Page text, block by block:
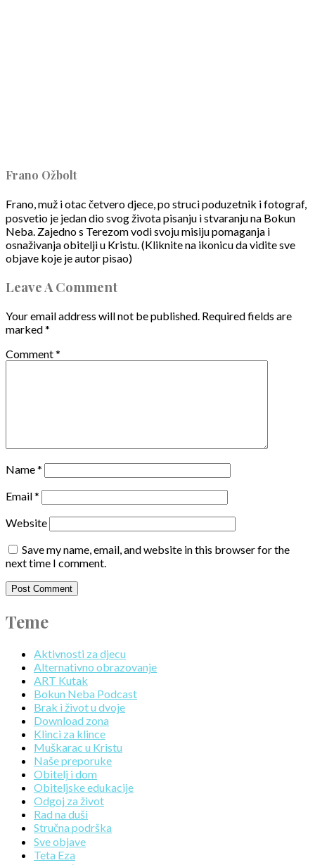
Frano Ožbolt
Frano, muž i otac četvero djece, po struci poduzetnik i fotograf,
posvetio je jedan dio svog života pisanju i stvaranju na Bokun
Neba. Zajedno s Terezom vodi svoju misiju pomaganja i
osnaživanja obitelji u Kristu. (Kliknite na ikonicu da vidite sve
objave koje je autor pisao)
Leave A Comment
Your email address will not be published. Required fields are
marked*
Comment*
Name*
Email*
Website
Save my name, email, and website in this browser for the
next time I comment.
Teme
Aktivnosti za djecu
Alternativno obrazovanje
ART Kutak
Bokun Neba Podcast
Brak i život u dvoje
Download zona
Klinci za klince
Muškarac u Kristu
Naše preporuke
Obitelj i dom
Obiteljske edukacije
Odgoj za život
Rad na duši
Stručna podrška
Sve objave
Teta Eza